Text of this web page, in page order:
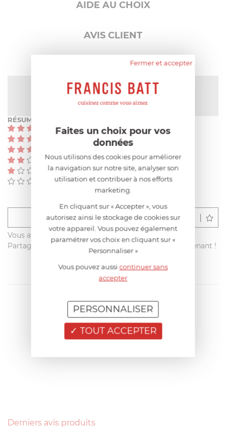
AIDE AU CHOIX
AVIS CLIENT
NOTE MOYENNE
Pas encore de note
RÉSUMÉ
(0)
(0)
(0)
(0)
Déposer un avis
Vous avez acheté ce produit sur francisbatt.com ?
Partagez votre avis avec les autres clients dès maintenant !
Derniers avis produits
Fermer et accepter
Faites un choix pour vos
données
Nous utilisons des cookies pour améliorer
la navigation sur notre site, analyser son
utilisation et contribuer à nos efforts
marketing.
En cliquant sur « Accepter », vous
autorisez ainsi le stockage de cookies sur
votre appareil. Vous pouvez également
paramétrer vos choix en cliquant sur «
Personnaliser »
Vous pouvez aussicontinuer sans
accepter
TOUT ACCEPTER
PERSONNALISER